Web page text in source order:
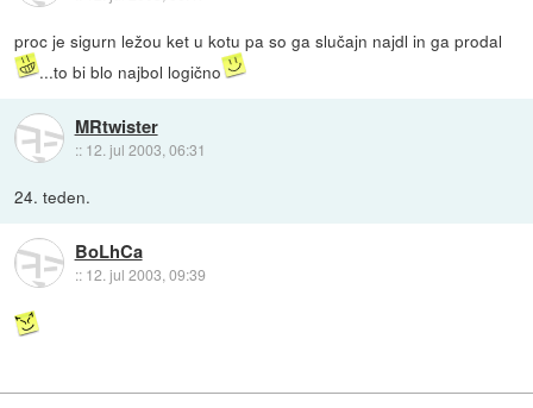
proc je sigurn ležou ket u kotu pa so ga slučajn najdl in ga prodal
...to bi blo najbol logično
MRtwister
:: 12. jul 2003, 06:31
24. teden.
BoLhCa
:: 12. jul 2003, 09:39